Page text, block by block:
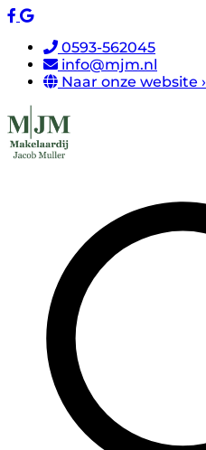
0593-562045
info@mjm.nl
Naar onze website ›